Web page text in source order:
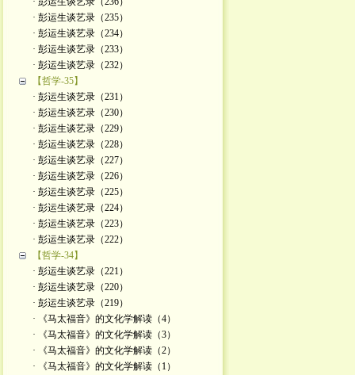
· 彭运生谈艺录（235）
· 彭运生谈艺录（234）
· 彭运生谈艺录（233）
· 彭运生谈艺录（232）
【哲学-35】
· 彭运生谈艺录（231）
· 彭运生谈艺录（230）
· 彭运生谈艺录（229）
· 彭运生谈艺录（228）
· 彭运生谈艺录（227）
· 彭运生谈艺录（226）
· 彭运生谈艺录（225）
· 彭运生谈艺录（224）
· 彭运生谈艺录（223）
· 彭运生谈艺录（222）
【哲学-34】
· 彭运生谈艺录（221）
· 彭运生谈艺录（220）
· 彭运生谈艺录（219）
· 《马太福音》的文化学解读（4）
· 《马太福音》的文化学解读（3）
· 《马太福音》的文化学解读（2）
· 《马太福音》的文化学解读（1）